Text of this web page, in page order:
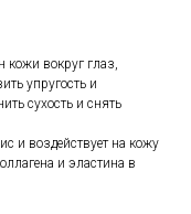
кожи вокруг глаз,
упругость и
сухость и снять
и воздействует на кожу
и эластина в